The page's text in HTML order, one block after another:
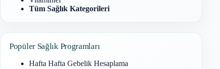
Tüm Sağlık Kategorileri
Popüler Sağlık Programları
Hafta Hafta Gebelik Hesaplama